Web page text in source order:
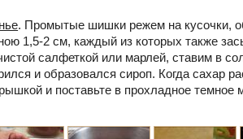
. Промытые шишки режем на кусочки,
1,5-2 см, каждый из которых также
салфеткой или марлей, ставим в
и образовался сироп. Когда сахар
и поставьте в прохладное темное